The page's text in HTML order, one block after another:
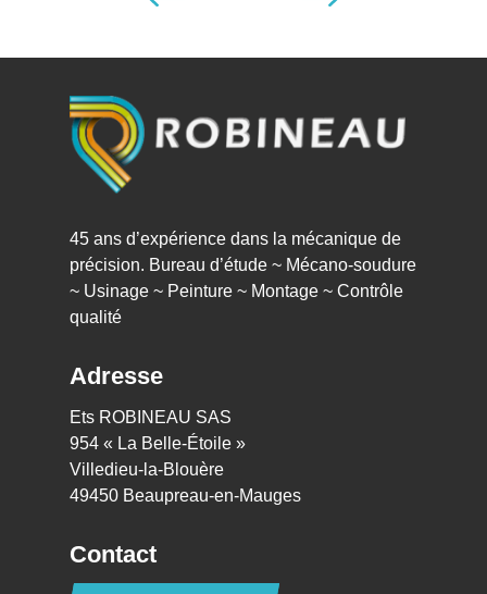
45 ans d’expérience dans la mécanique de
précision. Bureau d’étude ~ Mécano-soudure
~ Usinage ~ Peinture ~ Montage ~ Contrôle
qualité
Adresse
Ets ROBINEAU SAS
954 « La Belle-Étoile »
Villedieu-la-Blouère
49450 Beaupreau-en-Mauges
Contact